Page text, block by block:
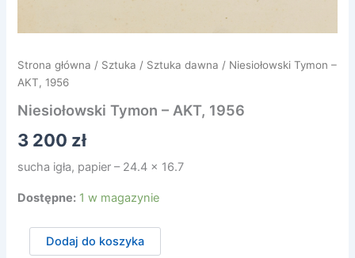
Strona główna / Sztuka / Sztuka dawna / Niesiołowski Tymon –
AKT, 1956
Niesiołowski Tymon – AKT, 1956
3 200 zł
sucha igła, papier – 24.4 x 16.7
Dostępne: 1 w magazynie
Niesiołowski
Dodaj do koszyka